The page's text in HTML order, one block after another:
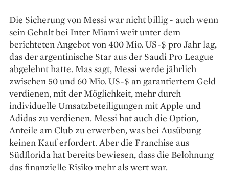
Die Sicherung von Messi war nicht billig - auch wenn
sein Gehalt bei Inter Miami weit unter dem
berichteten Angebot von 400 Mio. US-$ pro Jahr lag,
das der argentinische Star aus der Saudi Pro League
abgelehnt hatte. Mas sagt, Messi werde jährlich
zwischen 50 und 60 Mio. US-$ an garantiertem Geld
verdienen, mit der Möglichkeit, mehr durch
individuelle Umsatzbeteiligungen mit Apple und
Adidas zu verdienen. Messi hat auch die Option,
Anteile am Club zu erwerben, was bei Ausübung
keinen Kauf erfordert. Aber die Franchise aus
Südflorida hat bereits bewiesen, dass die Belohnung
das finanzielle Risiko mehr als wert war.